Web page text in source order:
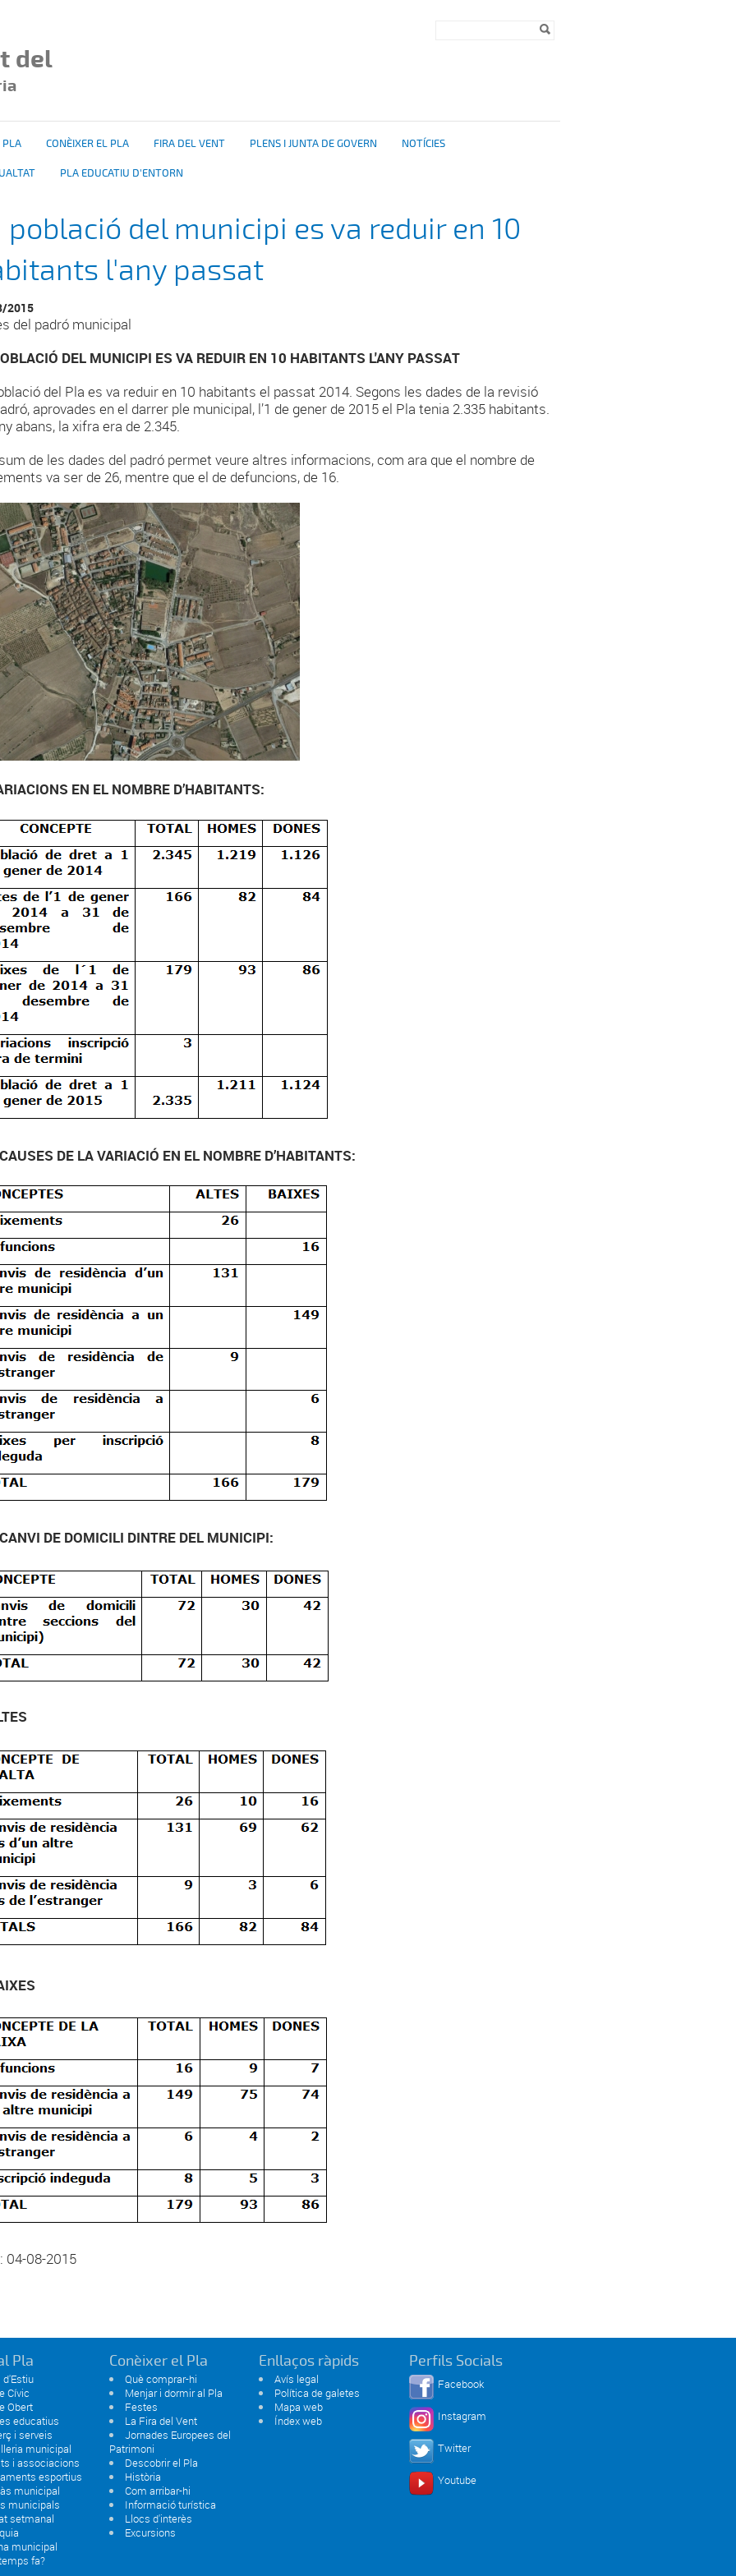
del
PLA CONÈIXER EL PLA FIRA DEL VENT PLENS I JUNTA DE GOVERN NOTÍCIES
PLA EDUCATIU D'ENTORN
població del municipi es va reduir en 10
l'any passat
2015
del padró municipal
DEL MUNICIPI ES VA REDUIR EN 10 HABITANTS L'ANY PASSAT
del Pla es va reduir en 10 habitants el passat 2014. Segons les dades de la revisió
aprovades en el darrer ple municipal, l’1 de gener de 2015 el Pla tenia 2.335 habitants.
abans, la xifra era de 2.345.
de les dades del padró permet veure altres informacions, com ara que el nombre de
va ser de 26, mentre que el de defuncions, de 16.
EN EL NOMBRE D’HABITANTS:
DE LA VARIACIÓ EN EL NOMBRE D’HABITANTS:
DE DOMICILI DINTRE DEL MUNICIPI:
04-08-2015
Pla
d'Estiu
Cívic
Obert
educatius
i serveis
municipal
i associacions
esportius
municipal
municipals
setmanal
municipal
fa?
Conèixer el Pla
Què comprar-hi
Menjar i dormir al Pla
Festes
La Fira del Vent
Jornades Europees del
Patrimoni
Descobrir el Pla
Història
Com arribar-hi
Informació turística
Llocs d'interès
Excursions
Enllaços ràpids
Avís legal
Política de galetes
Mapa web
Índex web
Perfils Socials
Facebook
Instagram
Twitter
Youtube